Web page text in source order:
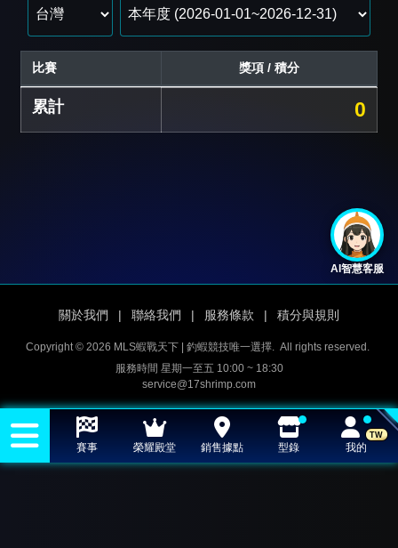
比賽 獎項 / 積分
累計 0
AI智慧客服
關於我們 | 聯絡我們 | 服務條款 | 積分與規則
Copyright © 2026 MLS蝦戰天下 | 釣蝦競技唯一選擇. All rights reserved.
服務時間 星期一至五 10:00 ~ 18:30
service@17shrimp.com
賽事 榮耀殿堂 銷售據點 型錄
TW
我的